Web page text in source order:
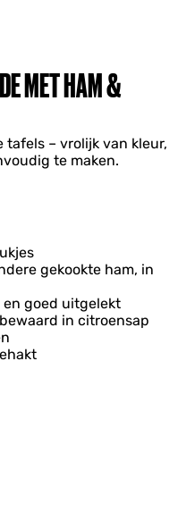
MET HAM &
tafels – vrolijk van kleur,
te maken.
gekookte ham, in
goed uitgelekt
in citroensap